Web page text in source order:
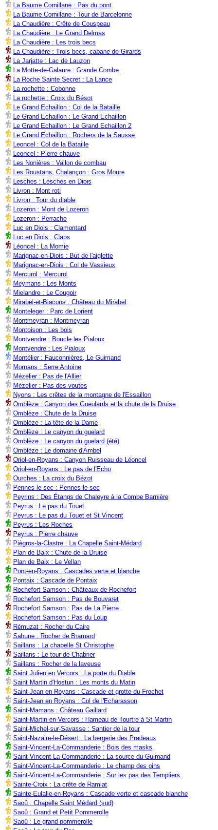
La Baume Cornillane : Pas du pont
La Baume Cornillane : Tour de Barcelonne
La Chaudière : Crête de Couspeau
La Chaudière : Le Grand Delmas
La Chaudière : Les trois becs
La Chaudière : Trois becs, cabane de Girards
La Jarjatte : Lac de Lauzon
La Motte-de-Galaure : Grande Combe
La Roche Sainte Secret : La Lance
La rochette : Cobonne
La rochette : Croix du Bésot
Le Grand Echaillon : Col de la Bataille
Le Grand Echaillon : Le Grand Echaillon
Le Grand Echaillon : Le Grand Echaillon 2
Le Grand Echaillon : Rochers de la Sausse
Leoncel : Col de la Bataille
Leoncel : Pierre chauve
Les Nonières : Vallon de combau
Les Roustans, Chalançon : Gros Moure
Lesches : Lesches en Diois
Livron : Mont roti
Livron : Tour du diable
Lozeron : Mont de Lozeron
Lozeron : Perrache
Luc en Diois : Clamontard
Luc en Diois : Claps
Léoncel : La Momie
Marignac-en-Diois : But de l'aiglette
Marignac-en-Diois : Col de Vassieux
Mercurol : Mercurol
Meymans : Les Monts
Mielandre : Le Cougoir
Mirabel-et-Blacons : Château du Mirabel
Monteleger : Parc de Lorient
Montmeyran : Montmeyran
Montoison : Les bois
Montvendre : Boucle les Pialoux
Montvendre : Les Pialoux
Montélier : Fauconnières, Le Guimand
Mornans : Serre Antoine
Mézelier : Pas de l'Allier
Mézelier : Pas des voutes
Nyons : Les crêtes de la montagne de l'Essaillon
Omblèze : Canyon des Gueulards et la chute de la Druise
Omblèze : Chute de la Druise
Omblèze : La tête de la Dame
Omblèze : Le canyon du guelard
Omblèze : Le canyon du guelard (été)
Omblèze : Le domaine d'Ambel
Oriol-en-Royans : Canyon Ruisseau de Léoncel
Oriol-en-Royans : Le pas de l'Echo
Ourches : La croix du Bézot
Pennes-le-sec : Pennes-le-sec
Peyrins : Des Étangs de Chaleyre à la Combe Barnière
Peyrus : Le pas du Touet
Peyrus : Le pas du Touet et St Vincent
Peyrus : Les Roches
Peyrus : Pierre chauve
Piègros-la-Clastre : La Chapelle Saint-Médard
Plan de Baix : Chute de la Druise
Plan de Baix : Le Vellan
Pont-en-Royans : Cascades verte et blanche
Pontaix : Cascade de Pontaix
Rochefort Samson : Châteaux de Rochefort
Rochefort Samson : Pas de Bouvaret
Rochefort Samson : Pas de La Pierre
Rochefort Samson : Pas du Loup
Rémuzat : Rocher du Caire
Sahune : Rocher de Bramard
Saillans : La chapelle St Christophe
Saillans : Le tour de Chabrier
Saillans : Rocher de la laveuse
Saint Julien en Vercors : La porte du Diable
Saint Martin d'Hostun : Les monts du Matin
Saint-Jean en Royans : Cascade et grotte du Frochet
Saint-Jean en Royans : Col de l'Echarasson
Saint-Mamans : Château Gaillard
Saint-Martin-en-Vercors : Hameau de Tourtre à St Martin
Saint-Michel-sur-Savasse : Santier de la tour
Saint-Nazaire-le-Désert : La bergerie des Pradeaux
Saint-Vincent-La-Commanderie : Bois des masks
Saint-Vincent-La-Commanderie : La source du Guimand
Saint-Vincent-La-Commanderie : Le champ des pins
Saint-Vincent-La-Commanderie : Sur les pas des Templiers
Sainte-Croix : La crête de Ramiat
Sainte-Eulalie-en-Royans : Cascade verte et cascade blanche
Saoû : Chapelle Saint Médard (sud)
Saoû : Grand et Petit Pommerolle
Saoû : Le grand pommerolle